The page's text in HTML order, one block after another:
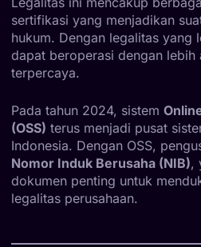
sertifikasi yang menjadikan
hukum. Dengan legalitas yang
dapat beroperasi dengan lebih
terpercaya.
Pada tahun 2024, sistem
(OSS) terus menjadi pusat
Indonesia. Dengan OSS,
Nomor Induk Berusaha (NIB),
dokumen penting untuk
legalitas perusahaan.